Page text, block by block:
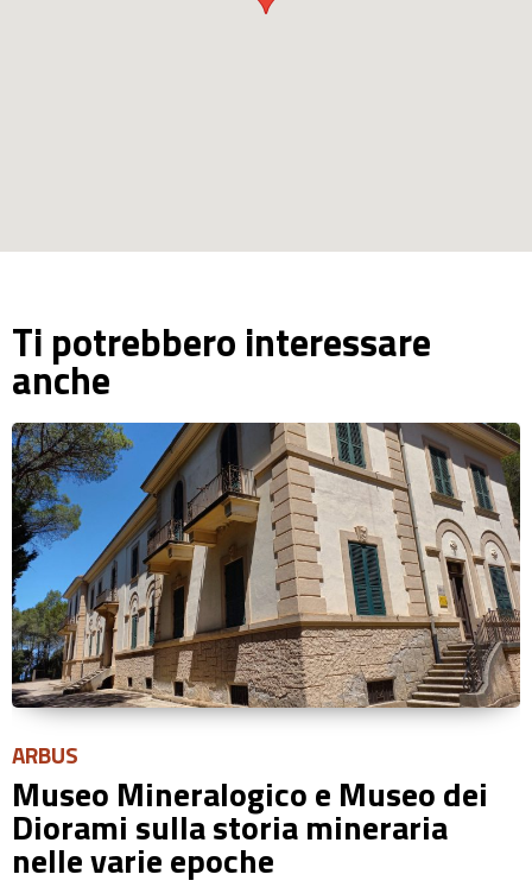
Ti potrebbero interessare
anche
ARBUS
Museo Mineralogico e Museo dei
Diorami sulla storia mineraria
nelle varie epoche